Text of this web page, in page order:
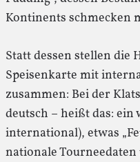
Kontinents schmecken
Statt dessen stellen
Speisenkarte mit
zusammen: Bei der
deutsch – heißt das:
international), etwas
nationale